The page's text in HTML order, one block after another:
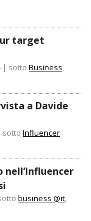
target
| sotto Business,
a Davide
sotto Influencer
nell’Influencer
business @it,